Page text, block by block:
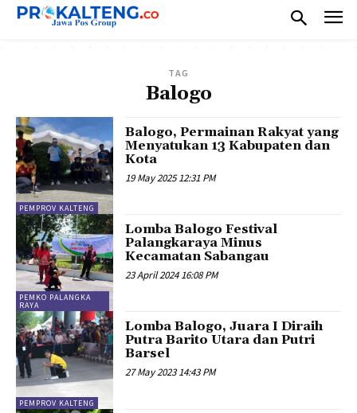
TAG
Balogo
PEMPROV KALTENG
Balogo, Permainan Rakyat yang
Menyatukan 13 Kabupaten dan
Kota
19 May 2025 12:31 PM
PEMKO PALANGKA
RAYA
Lomba Balogo Festival
Palangkaraya Minus
Kecamatan Sabangau
23 April 2024 16:08 PM
PEMPROV KALTENG
Lomba Balogo, Juara I Diraih
Putra Barito Utara dan Putri
Barsel
27 May 2023 14:43 PM